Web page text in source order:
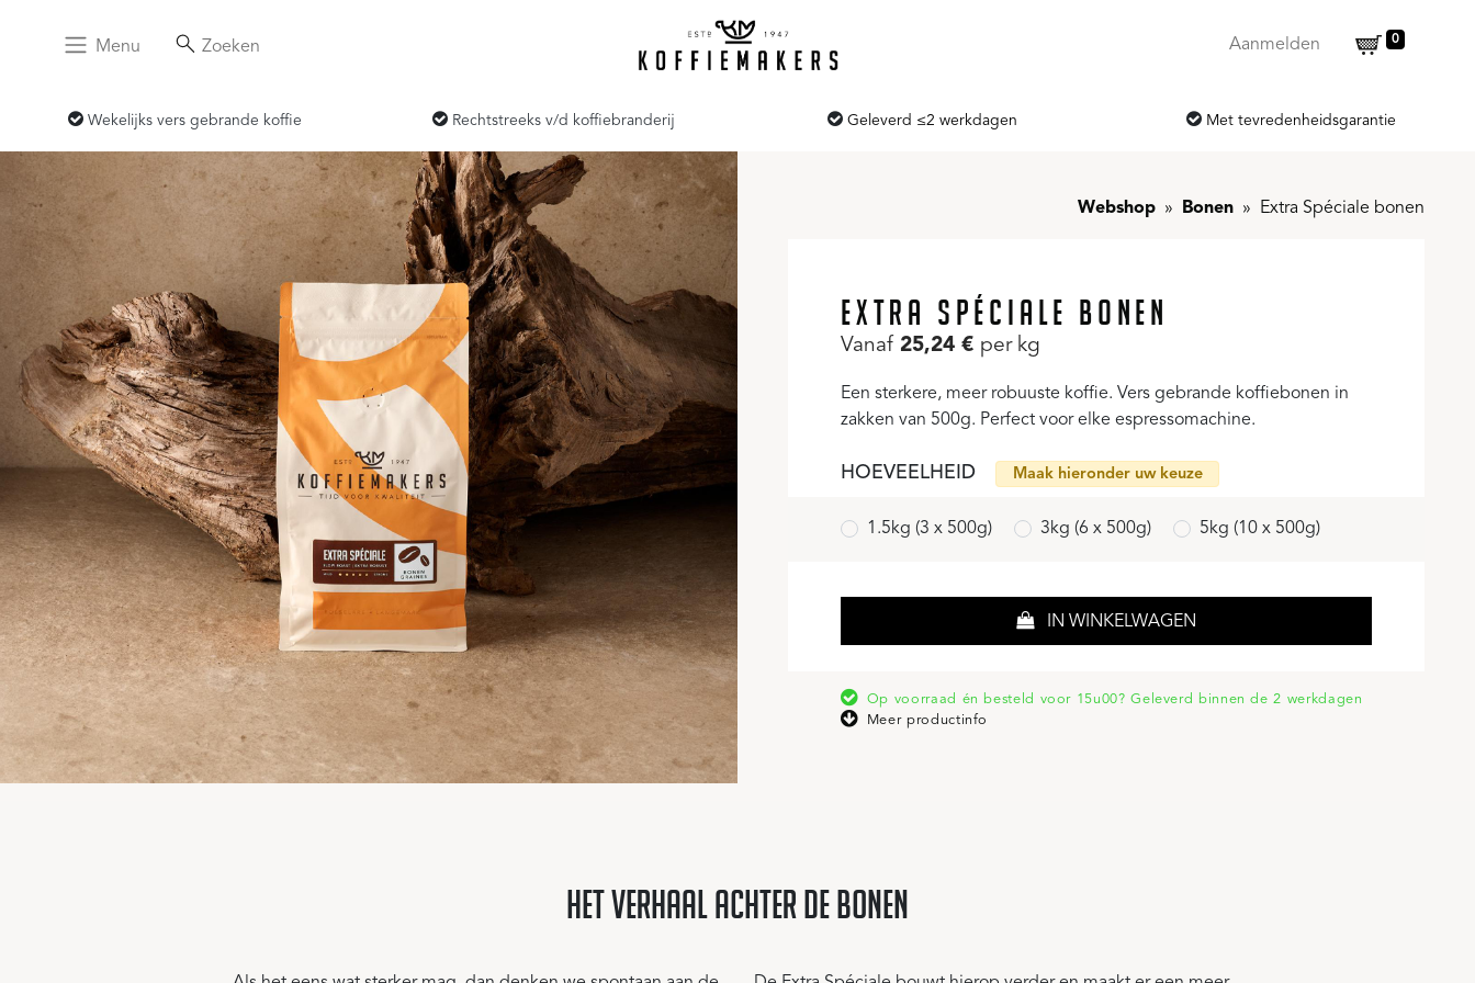
Aanmelden 0
Menu Zoeken
Wekelijks vers gebrande koffie Rechtstreeks v/d koffiebranderij Geleverd ≤2 werkdagen Met tevredenheidsgarantie
Webshop Bonen Extra Spéciale bonen
EXTRA SPÉCIALE BONEN
Vanaf 25,24 € per kg
Een sterkere, meer robuuste koffie. Vers gebrande koffiebonen in
zakken van 500g. Perfect voor elke espressomachine.
HOEVEELHEID Maak hieronder uw keuze
1.5kg (3 x 500g) 3kg (6 x 500g) 5kg (10 x 500g)
IN WINKELWAGEN
Op voorraad én besteld voor 15u00? Geleverd binnen de 2 werkdagen
Meer productinfo
het verhaal achter de bonen